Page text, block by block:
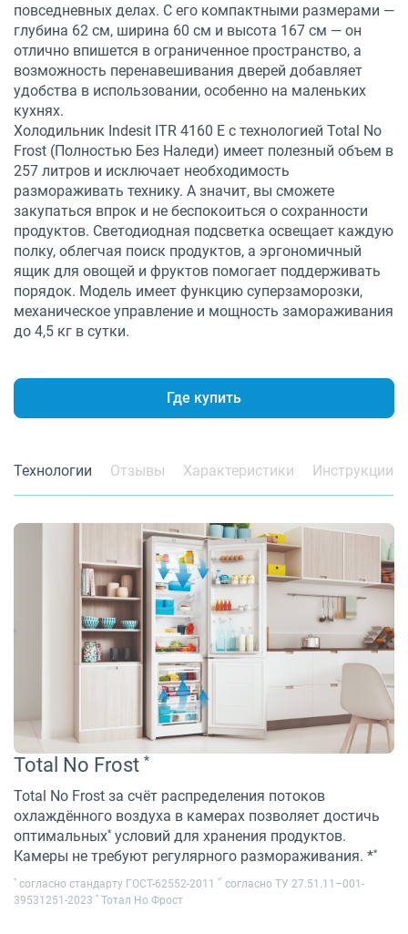
повседневных делах. С его компактными размерами —
глубина 62 см, ширина 60 см и высота 167 см — он
отлично впишется в ограниченное пространство, а
возможность перенавешивания дверей добавляет
удобства в использовании, особенно на маленьких
кухнях.
Холодильник Indesit ITR 4160 E с технологией Total No
Frost (Полностью Без Наледи) имеет полезный объем в
257 литров и исключает необходимость
размораживать технику. А значит, вы сможете
закупаться впрок и не беспокоиться о сохранности
продуктов. Светодиодная подсветка освещает каждую
полку, облегчая поиск продуктов, а эргономичный
ящик для овощей и фруктов помогает поддерживать
порядок. Модель имеет функцию суперзаморозки,
механическое управление и мощность замораживания
до 4,5 кг в сутки.
Где купить
Технологии Отзывы Характеристики Инструкции
Total No Frost *
Total No Frost за счёт распределения потоков
охлаждённого воздуха в камерах позволяет достичь
оптимальных* условий для хранения продуктов.
Камеры не требуют регулярного размораживания. **
* согласно стандарту ГОСТ-62552-2011 ** согласно ТУ 27.51.11–001-
39531251-2023 * Тотал Но Фрост